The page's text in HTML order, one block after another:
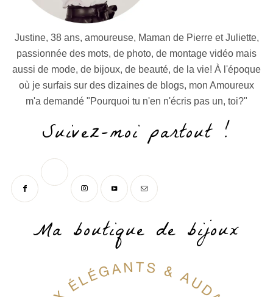
Justine, 38 ans, amoureuse, Maman de Pierre et Juliette,
passionnée des mots, de photo, de montage vidéo mais
aussi de mode, de bijoux, de beauté, de la vie! À l'époque
où je surfais sur des dizaines de blogs, mon Amoureux
m'a demandé "Pourquoi tu n'en n'écris pas un, toi?"
Suivez-moi partout !
Ma boutique de bijoux